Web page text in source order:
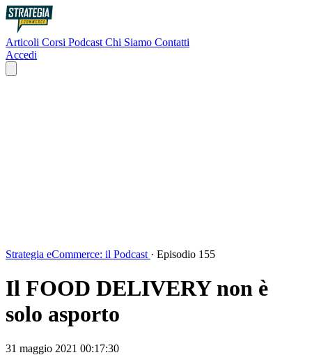
Articoli Corsi Podcast Chi Siamo Contatti
Accedi
Strategia eCommerce: il Podcast · Episodio 155
Il FOOD DELIVERY non è
solo asporto
31 maggio 2021 00:17:30